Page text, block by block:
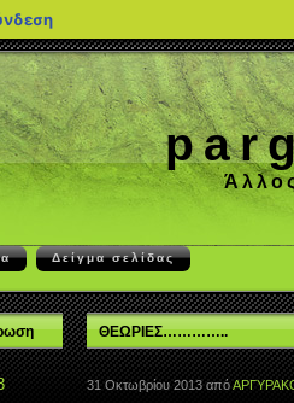
blogs.sch.gr
Δείγμα σελίδας
ΘΕΩΡΙΕΣ…………..
31 Οκτωβρίου 2013 από